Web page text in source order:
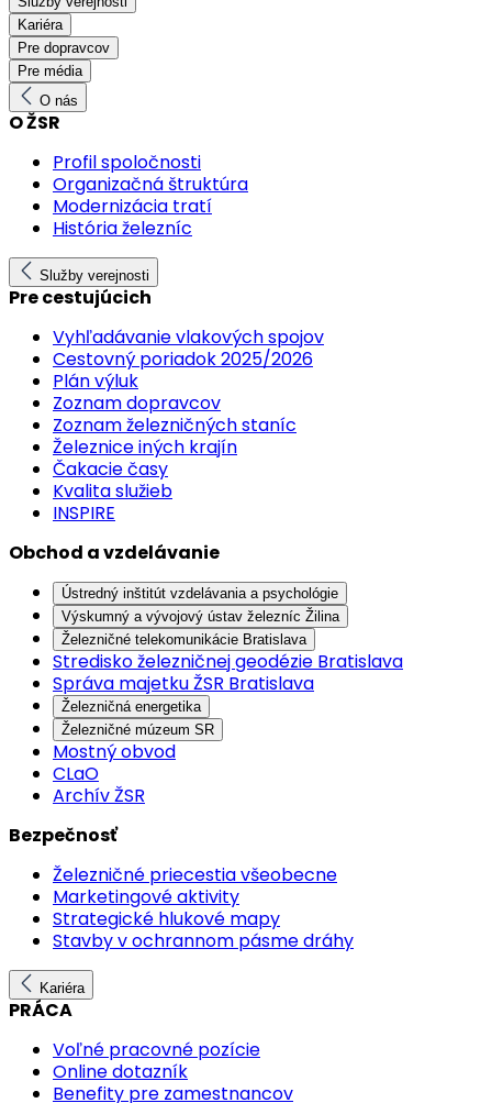
Kariéra
Pre dopravcov
Pre média
O nás
O ŽSR
Profil spoločnosti
Organizačná štruktúra
Modernizácia tratí
História železníc
Služby verejnosti
Pre cestujúcich
Vyhľadávanie vlakových spojov
Cestovný poriadok 2025/2026
Plán výluk
Zoznam dopravcov
Zoznam železničných staníc
Železnice iných krajín
Čakacie časy
Kvalita služieb
INSPIRE
Obchod a vzdelávanie
Ústredný inštitút vzdelávania a psychológie
Výskumný a vývojový ústav železníc Žilina
Železničné telekomunikácie Bratislava
Stredisko železničnej geodézie Bratislava
Správa majetku ŽSR Bratislava
Železničná energetika
Železničné múzeum SR
Mostný obvod
CLaO
Archív ŽSR
Bezpečnosť
Železničné priecestia všeobecne
Marketingové aktivity
Strategické hlukové mapy
Stavby v ochrannom pásme dráhy
Kariéra
PRÁCA
Voľné pracovné pozície
Online dotazník
Benefity pre zamestnancov